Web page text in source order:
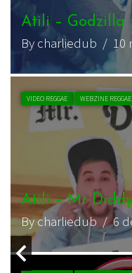
Atili – Going
By charliedub / 29
VIDEO REGGAE WEBZINE REGGAE
Atili
By charliedub/ 9